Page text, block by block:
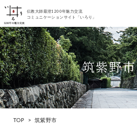
伝教大師最澄1200年魅力交流
コミュニケーションサイト「いろり」
伝教大師最澄1200年魅力交流
いろりとは
筑紫野市
TOP > 筑紫野市